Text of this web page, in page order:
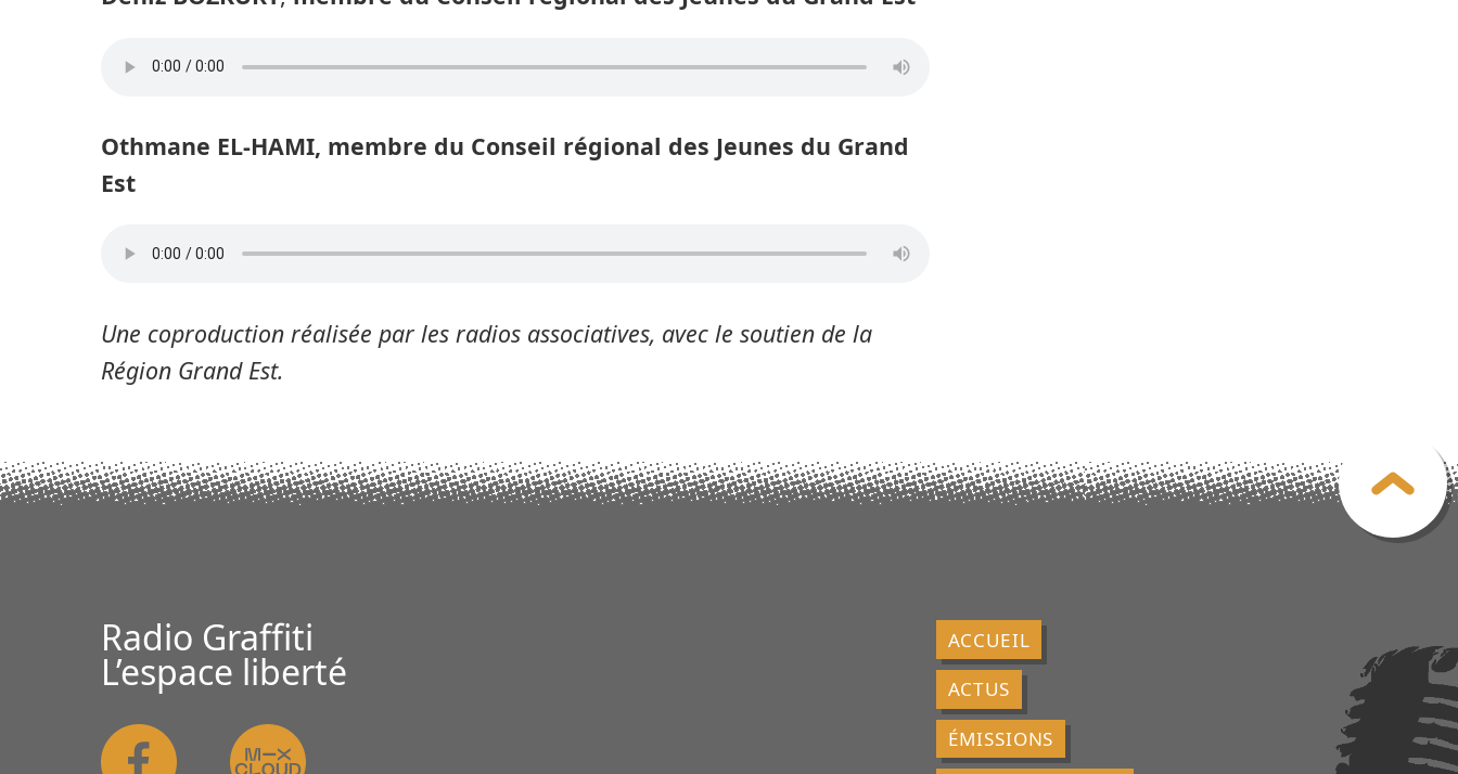
Othmane EL-HAMI, membre du Conseil régional des Jeunes du Grand
Est
Une coproduction réalisée par les radios associatives, avec le soutien de la
Région Grand Est.
Radio Graffiti
L’espace liberté
ACCUEIL
ACTUS
ÉMISSIONS